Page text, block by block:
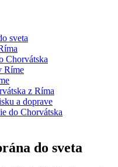
sveta
Chorvátska
Ríme
z Ríma
a doprave
do Chorvátska
do sveta